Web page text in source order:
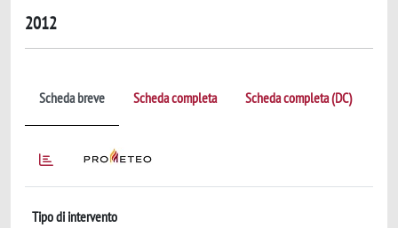
2012
Scheda breve Scheda completa Scheda completa (DC)
Tipo di intervento